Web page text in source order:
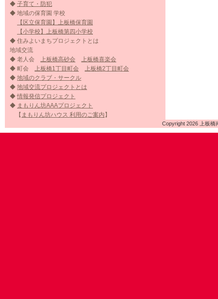
◆ 子育て・防犯
◆ 地域の保育園 学校
【区立保育園】上板橋保育園
【小学校】上板橋第四小学校
◆ 住みよいまちプロジェクトとは
地域交流
◆ 老人会 上板橋高砂会
上板橋喜楽会
◆ 町会 上板橋1丁目町会
上板橋2丁目町会
◆ 地域のクラブ・サークル
◆ 地域交流プロジェクトとは
◆ 情報発信プロジェクト
◆ まもりん坊AAAプロジェクト
【 まもりん坊ハウス 利用のご案内 】
Copyright 2026 上板橋